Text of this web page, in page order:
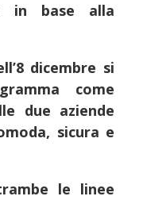
in base alla
dicembre si
come
due aziende
sicura e
le linee